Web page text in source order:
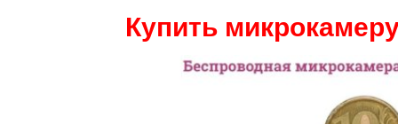
Купить